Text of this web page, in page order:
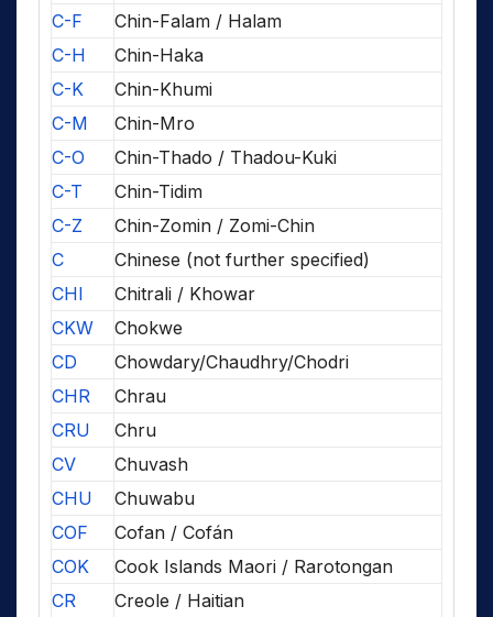
C-F
Chin-Falam / Halam
C-H
Chin-Haka
C-K
Chin-Khumi
C-M
Chin-Mro
C-O
Chin-Thado / Thadou-Kuki
C-T
Chin-Tidim
C-Z
Chin-Zomin / Zomi-Chin
C
Chinese (not further specified)
CHI
Chitrali / Khowar
CKW
Chokwe
CD
Chowdary/Chaudhry/Chodri
CHR
Chrau
CRU
Chru
CV
Chuvash
CHU
Chuwabu
COF
Cofan / Cofán
COK
Cook Islands Maori / Rarotongan
CR
Creole / Haitian